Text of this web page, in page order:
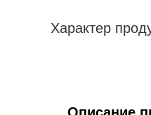
Характер